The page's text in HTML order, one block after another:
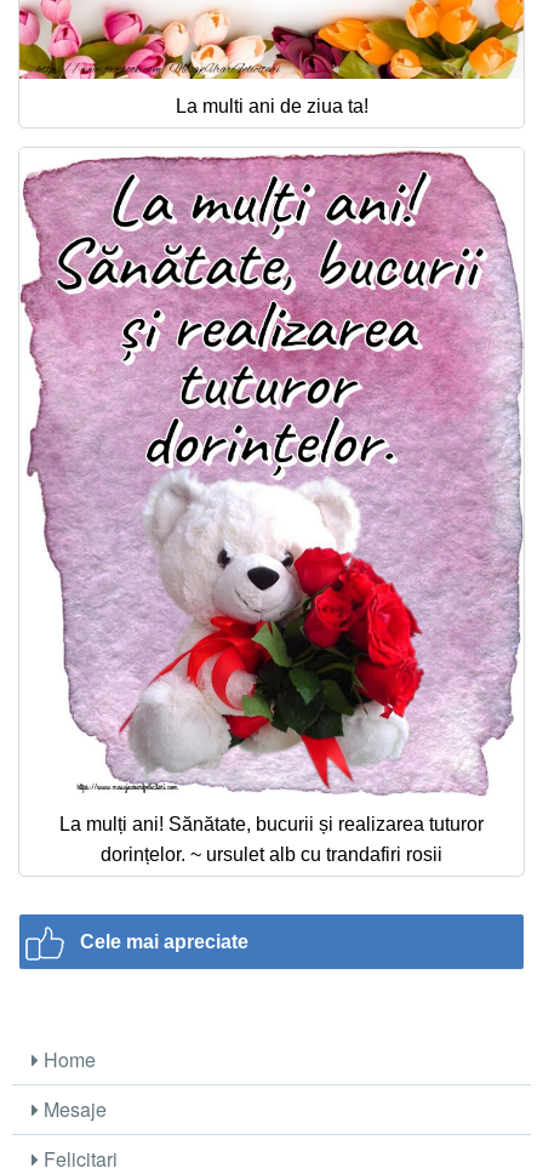
La multi ani de ziua ta!
La mulți ani! Sănătate, bucurii și realizarea tuturor
dorințelor. ~ ursulet alb cu trandafiri rosii
Cele mai apreciate
Home
Mesaje
Felicitari